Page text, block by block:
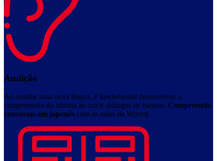
Audição
Ao estudar uma nova língua, é fundamental desenvolver a
compreensão do idioma ao ouvir diálogos de nativos. Compreenda
conversas em japonês com as aulas da Wizard.